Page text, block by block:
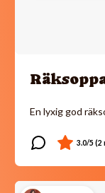
En lyxig god